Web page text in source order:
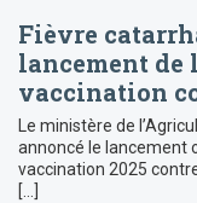
Fièvre
lancement de
vaccination
Le ministère de
annoncé le lancement
vaccination 2025
[…]